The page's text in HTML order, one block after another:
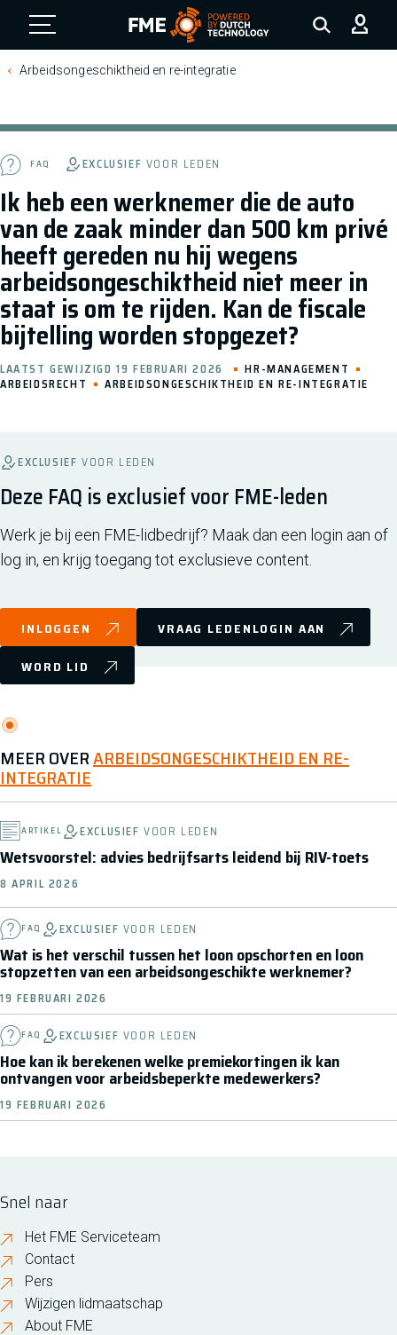
FME Logo, to the homepage
Arbeidsongeschiktheid en re-integratie
Ik heb een werknemer die de auto
van de zaak minder dan 500 km privé
heeft gereden nu hij wegens
arbeidsongeschiktheid niet meer in
staat is om te rijden. Kan de fiscale
bijtelling worden stopgezet?
FAQ EXCLUSIEF VOOR LEDEN
LAATST GEWIJZIGD 19 FEBRUARI 2026
HR-MANAGEMENT
ARBEIDSRECHT
ARBEIDSONGESCHIKTHEID EN RE-INTEGRATIE
EXCLUSIEF VOOR LEDEN
Deze FAQ is exclusief voor FME-leden
Werk je bij een FME-lidbedrijf? Maak dan een login aan of
log in, en krijg toegang tot exclusieve content.
INLOGGEN
VRAAG LEDENLOGIN AAN
WORD LID
MEER OVERARBEIDSONGESCHIKTHEID EN RE-
INTEGRATIE
ARTIKEL EXCLUSIEFVOOR LEDEN
Wetsvoorstel: advies bedrijfsarts leidend bij RIV-toets
8 APRIL 2026
FAQ EXCLUSIEF VOOR LEDEN
Wat is het verschil tussen het loon opschorten en loon
stopzetten van een arbeidsongeschikte werknemer?
19 FEBRUARI 2026
FAQ EXCLUSIEF VOOR LEDEN
Hoe kan ik berekenen welke premiekortingen ik kan
ontvangen voor arbeidsbeperkte medewerkers?
19 FEBRUARI 2026
Snel naar
Het FME Serviceteam
Contact
Pers
Wijzigen lidmaatschap
About FME